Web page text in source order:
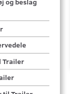
og beslag
Trailer